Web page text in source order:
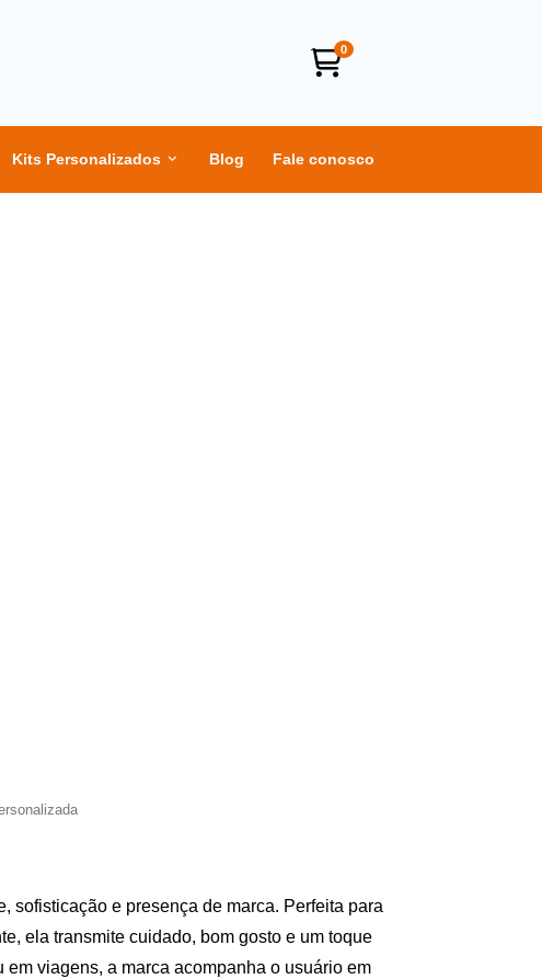
0
Kits Personalizados Blog Fale conosco
sofisticação e presença de marca. Perfeita para
ela transmite cuidado, bom gosto e um toque
viagens, a marca acompanha o usuário em